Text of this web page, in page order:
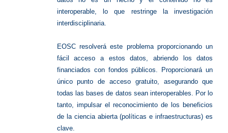
interoperable, lo que restringe la investigación
interdisciplinaria.
EOSC resolverá este problema proporcionando un
fácil acceso a estos datos, abriendo los datos
financiados con fondos públicos. Proporcionará un
único punto de acceso gratuito, asegurando que
todas las bases de datos sean interoperables. Por lo
tanto, impulsar el reconocimiento de los beneficios
de la ciencia abierta (políticas e infraestructuras) es
clave.